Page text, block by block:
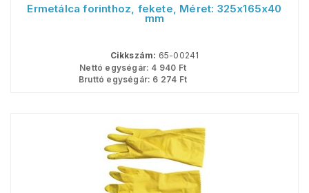
Érmetálca forinthoz, fekete, Méret: 325x165x40
mm
Cikkszám: 65-00241
Nettó egységár: 4 940 Ft
Bruttó egységár: 6 274 Ft